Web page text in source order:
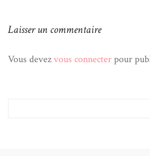
Laisser un commentaire
Vous devezvous connecterpour